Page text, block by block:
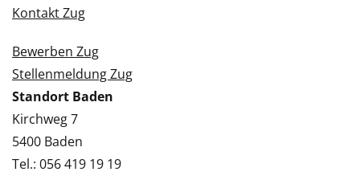
Kontakt Zug
Bewerben Zug
Stellenmeldung Zug
Standort Baden
Kirchweg 7
5400 Baden
Tel.: 056 419 19 19